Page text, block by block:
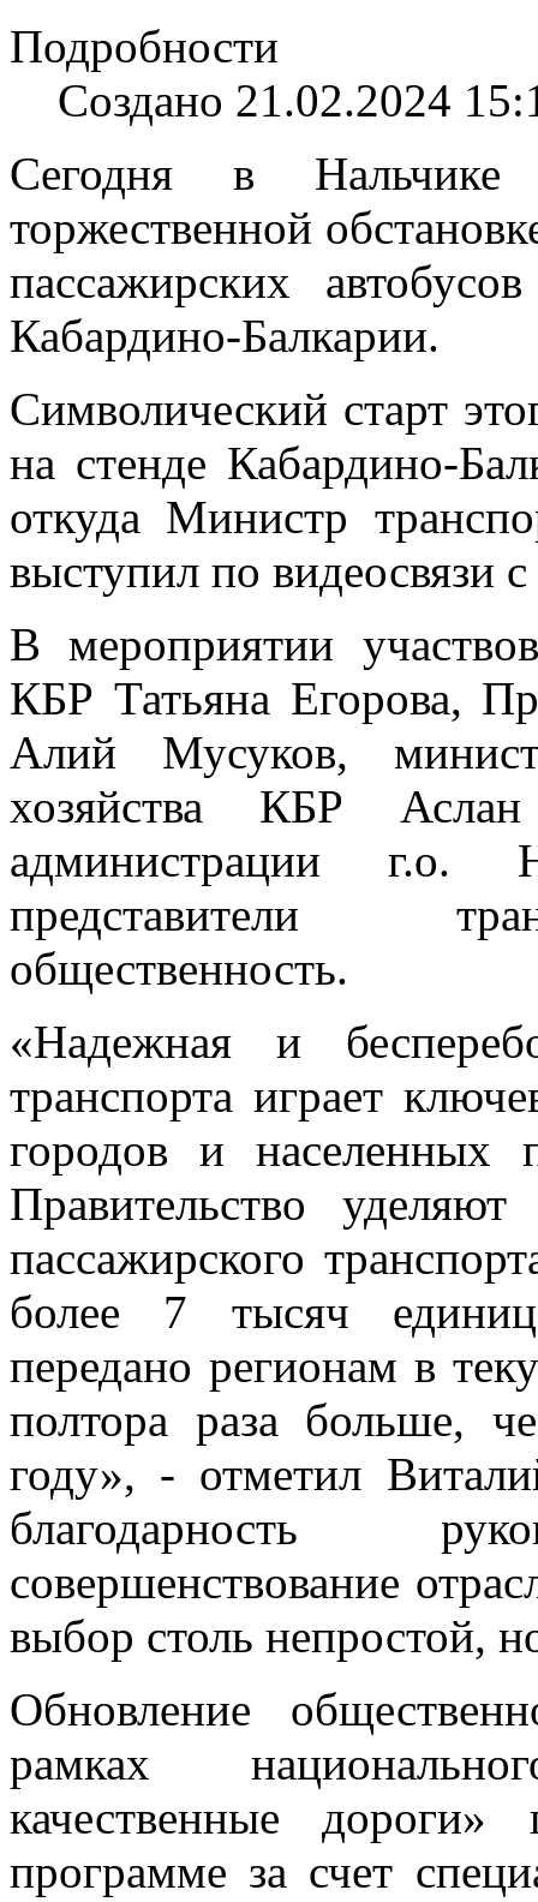
Подробности
Создано 21.02.2024
Сегодня в
торжественной
пассажирских
Кабардино-Балкарии.
Символический старт
на стенде Кабардино-
откуда Министр
выступил по видеосвязи
В мероприятии
КБР Татьяна Егорова,
Алий Мусуков,
хозяйства КБР
администрации г.о.
представители
общественность.
«Надежная и
транспорта играет
городов и населенных
Правительство
пассажирского
более 7 тысяч
передано регионам в
полтора раза больше,
году», - отметил
благодарность
совершенствование
выбор столь непростой,
Обновление
рамках
качественные
программе за счет